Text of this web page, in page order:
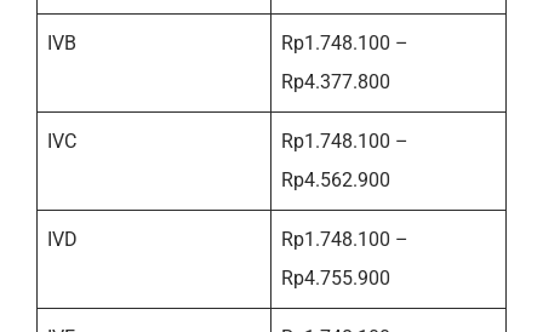
IVB
Rp1.748.100 –
Rp4.377.800
IVC
Rp1.748.100 –
Rp4.562.900
IVD
Rp1.748.100 –
Rp4.755.900